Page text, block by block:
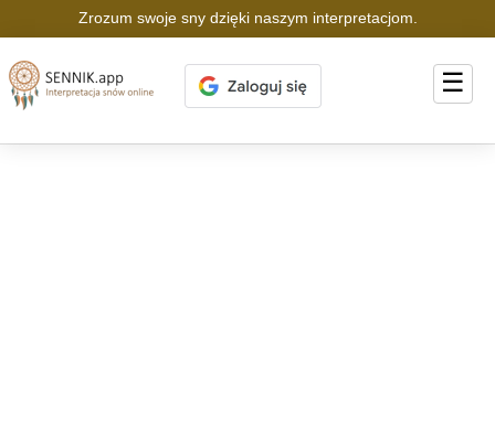
Zrozum swoje sny dzięki naszym interpretacjom.
☰